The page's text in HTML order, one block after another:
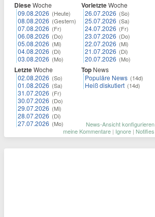
DieseWoche
09.08.2026 (Heute)
08.08.2026 (Gestern)
07.08.2026 (Fr)
06.08.2026 (Do)
05.08.2026 (Mi)
04.08.2026 (Di)
03.08.2026 (Mo)
LetzteWoche
02.08.2026 (So)
01.08.2026 (Sa)
31.07.2026 (Fr)
30.07.2026 (Do)
29.07.2026 (Mi)
28.07.2026 (Di)
27.07.2026 (Mo)
VorletzteWoche
26.07.2026 (So)
25.07.2026 (Sa)
24.07.2026 (Fr)
23.07.2026 (Do)
22.07.2026 (Mi)
21.07.2026 (Di)
20.07.2026 (Mo)
Top News
Populäre News (14d)
Heiß diskutiert (14d)
News-Ansicht konfigurieren
meine Kommentare | Ignore | Notifies